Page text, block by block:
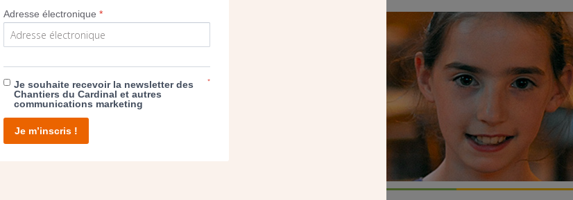
Adresse électronique*
Je souhaite recevoir la newsletter des
Chantiers du Cardinal et autres
communications marketing
*
Je m’inscris !